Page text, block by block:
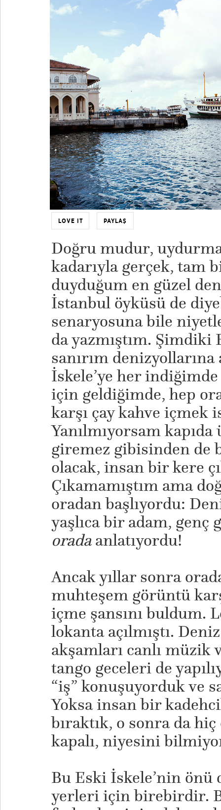
LOVE IT PAYLAŞ
Doğru mudur,
kadarıyla gerçek, tam
duyduğum en güzel
İstanbul öyküsü de
senaryosuna bile
da yazmıştım.
sanırım
İskele’ye her
için geldiğimde, hep
karşı çay kahve içmek
Yanılmıyorsam
giremez gibisinden de
olacak, insan bir kere
Çıkamamıştım ama
oradan başlıyordu:
yaşlıca bir adam, genç
oradaanlatıyordu!
Ancak yıllar sonra
muhteşem görüntü
içme şansını buldum.
lokanta açılmıştı. Deniz
akşamları canlı müzik
tango geceleri de
“iş” konuşuyorduk ve
Yoksa insan bir
bıraktık, o sonra da
kapalı, niyesini
Bu Eski İskele’nin önü
yerleri için birebirdir.